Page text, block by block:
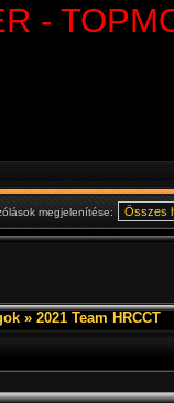
-
megjelenítése:
» 2021 Team HRCCT